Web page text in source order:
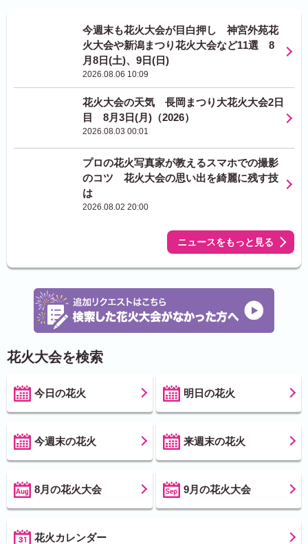
今週末も花火大会が目白押し 神宮外苑花
火大会や新潟まつり花火大会など11選 8
月8日(土)、9日(日)
2026.08.06 10:09
花火大会の天気 長岡まつり大花火大会2日
目 8月3日(月)（2026）
2026.08.03 00:01
プロの花火写真家が教えるスマホでの撮影
のコツ 花火大会の思い出を綺麗に残す技
は
2026.08.02 20:00
ニュースをもっと見る
花火大会を検索
今日の花火 明日の花火
今週末の花火 来週末の花火
8月の花火大会 9月の花火大会
花火カレンダー